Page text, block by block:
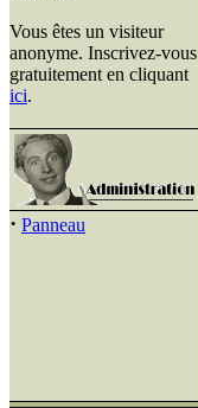
Vous êtes un visiteur
anonyme. Inscrivez-vous
gratuitement en cliquant
ici.
· Panneau